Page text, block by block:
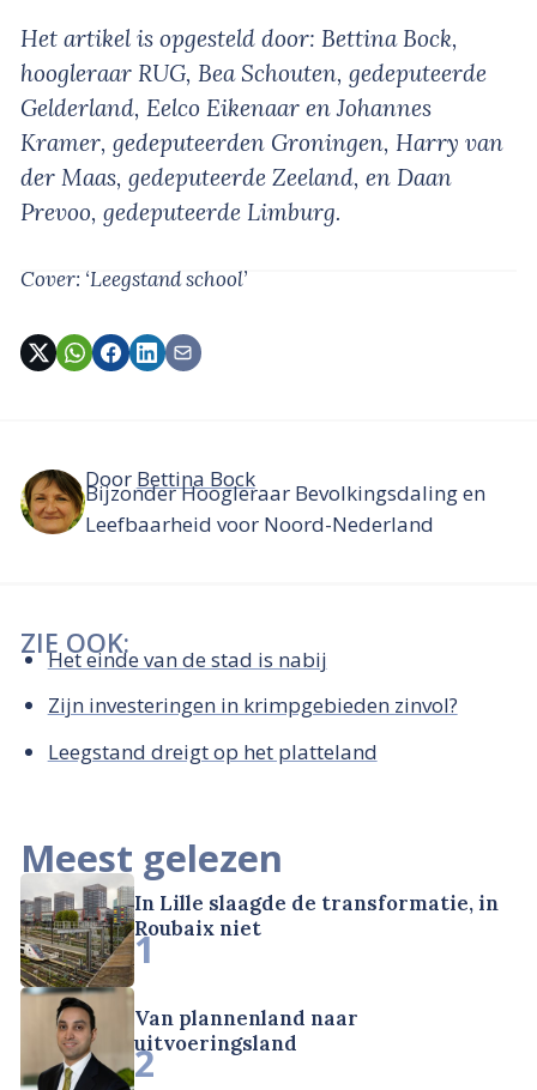
Het artikel is opgesteld door: Bettina Bock,
hoogleraar RUG, Bea Schouten, gedeputeerde
Gelderland, Eelco Eikenaar en Johannes
Kramer, gedeputeerden Groningen, Harry van
der Maas, gedeputeerde Zeeland, en Daan
Prevoo, gedeputeerde Limburg.
Cover: ‘Leegstand school’
Door Bettina Bock
Bijzonder Hoogleraar Bevolkingsdaling en
Leefbaarheid voor Noord-Nederland
ZIE OOK:
Het einde van de stad is nabij
Zijn investeringen in krimpgebieden zinvol?
Leegstand dreigt op het platteland
Meest gelezen
In Lille slaagde de transformatie, in
Roubaix niet
1
Van plannenland naar
uitvoeringsland
2